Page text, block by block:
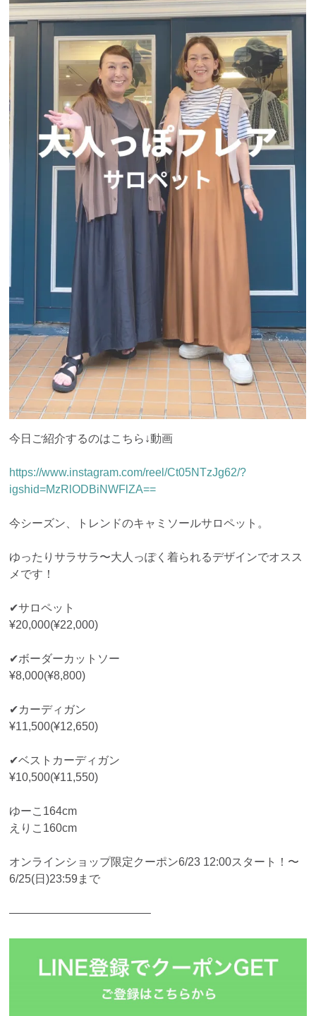
今日ご紹介するのはこちら↓動画
https://www.instagram.com/reel/Ct05NTzJg62/?
igshid=MzRlODBiNWFlZA==
今シーズン、トレンドのキャミソールサロペット。
ゆったりサラサラ〜大人っぽく着られるデザインでオスス
メです！
✔︎サロペット
¥20,000(¥22,000)
✔︎ボーダーカットソー
¥8,000(¥8,800)
✔︎カーディガン
¥11,500(¥12,650)
✔︎ベストカーディガン
¥10,500(¥11,550)
ゆーこ164cm
えりこ160cm
オンラインショップ限定クーポン6/23 12:00スタート！〜
6/25(日)23:59まで
————————————–